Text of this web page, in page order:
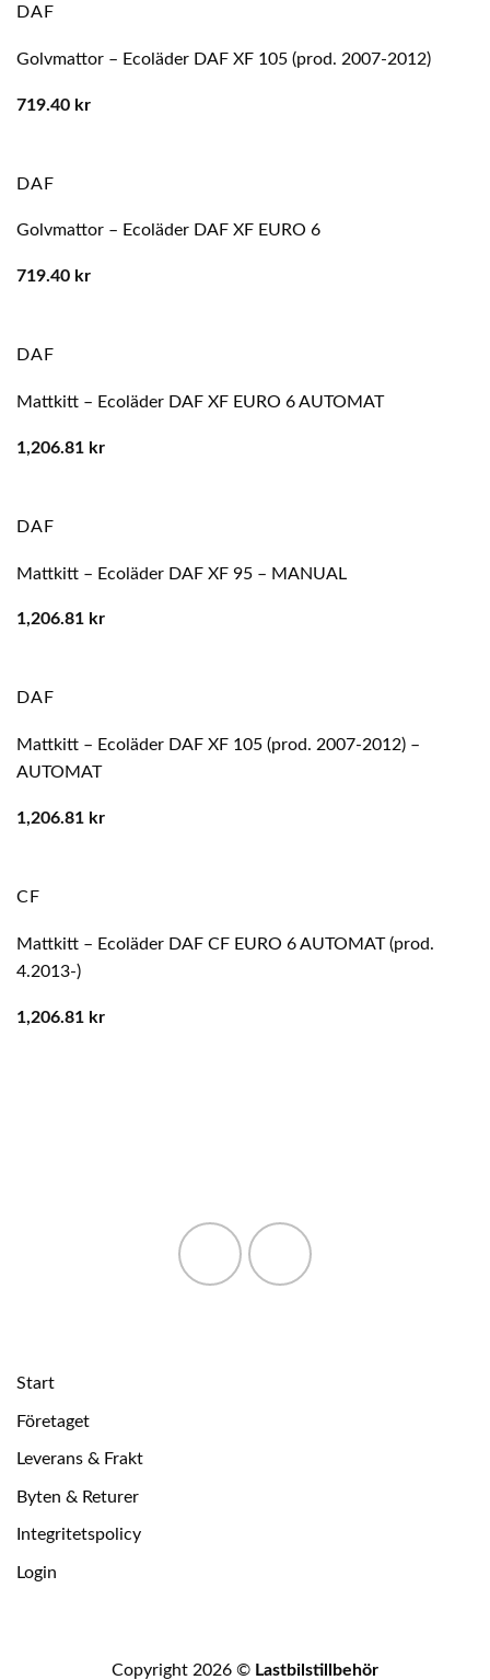
DAF
Golvmattor – Ecoläder DAF XF 105 (prod. 2007-2012)
719.40 kr
DAF
Golvmattor – Ecoläder DAF XF EURO 6
719.40 kr
DAF
Mattkitt – Ecoläder DAF XF EURO 6 AUTOMAT
1,206.81 kr
DAF
Mattkitt – Ecoläder DAF XF 95 – MANUAL
1,206.81 kr
DAF
Mattkitt – Ecoläder DAF XF 105 (prod. 2007-2012) –
AUTOMAT
1,206.81 kr
CF
Mattkitt – Ecoläder DAF CF EURO 6 AUTOMAT (prod.
4.2013-)
1,206.81 kr
Start
Företaget
Leverans & Frakt
Byten & Returer
Integritetspolicy
Login
Copyright 2026 © Lastbilstillbehör